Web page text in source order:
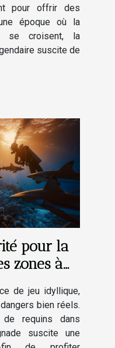
pour offrir des
époque où la
se croisent, la
suscite de
pour la
zones à
de jeu idyllique,
bien réels.
requins dans
suscite une